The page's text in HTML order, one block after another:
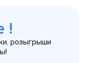
!
розыгрыши